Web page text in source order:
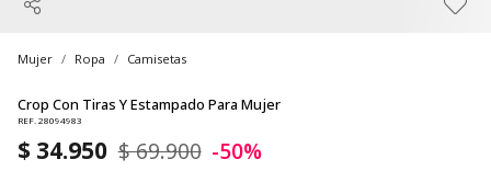
Mujer Ropa Camisetas
Crop Con Tiras Y Estampado Para Mujer
REF. 28094983
$ 34.950 $ 69.900 -50%